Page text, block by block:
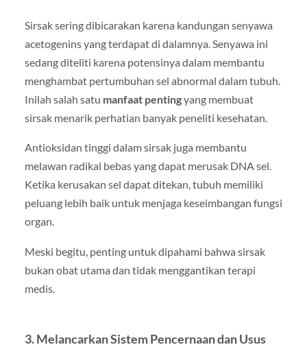
Sirsak sering dibicarakan karena kandungan senyawa
acetogenins yang terdapat di dalamnya. Senyawa ini
sedang diteliti karena potensinya dalam membantu
menghambat pertumbuhan sel abnormal dalam tubuh.
Inilah salah satu manfaat pentingyang membuat
sirsak menarik perhatian banyak peneliti kesehatan.
Antioksidan tinggi dalam sirsak juga membantu
melawan radikal bebas yang dapat merusak DNA sel.
Ketika kerusakan sel dapat ditekan, tubuh memiliki
peluang lebih baik untuk menjaga keseimbangan fungsi
organ.
Meski begitu, penting untuk dipahami bahwa sirsak
bukan obat utama dan tidak menggantikan terapi
medis.
3. Melancarkan Sistem Pencernaan dan Usus